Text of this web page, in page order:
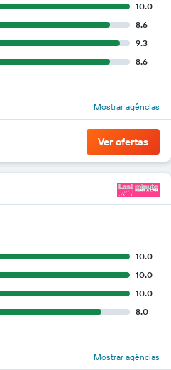
10.0
8.6
9.3
8.6
Mostrar agências
Ver ofertas
10.0
10.0
10.0
8.0
Mostrar agências